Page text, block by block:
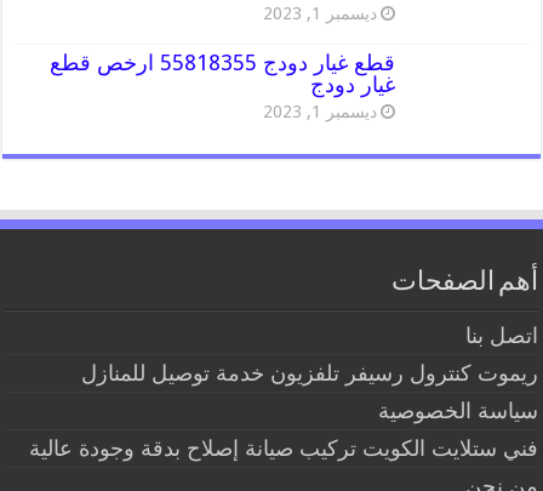
ديسمبر 1, 2023
قطع غيار دودج 55818355 ارخص قطع
غيار دودج
ديسمبر 1, 2023
أهم الصفحات
اتصل بنا
ريموت كنترول رسيفر تلفزيون خدمة توصيل للمنازل
سياسة الخصوصية
فني ستلايت الكويت تركيب صيانة إصلاح بدقة وجودة عالية
من نحن